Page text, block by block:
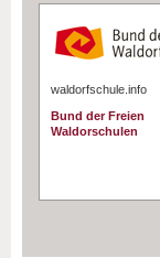
waldorfschule.info
Bund der Freien
Waldorschulen